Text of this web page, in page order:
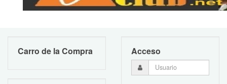
Carro de la Compra Acceso